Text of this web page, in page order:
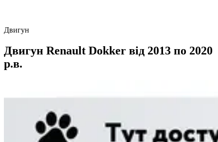
Двигун
Двигун Renault Dokker від 2013 по 2020
р.в.